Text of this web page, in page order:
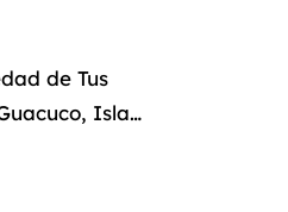
de Tus
Isla